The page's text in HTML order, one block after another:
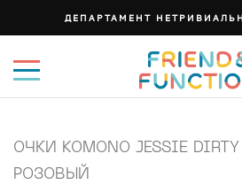
ДЕПАРТАМЕНТ
ОЧКИ KOMONO JESSIE
РОЗОВЫЙ